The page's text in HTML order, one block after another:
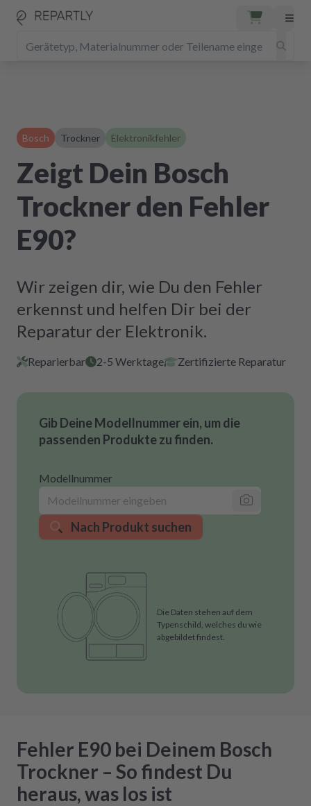
Bosch Trockner Elektronikfehler
Zeigt Dein Bosch
Trockner den Fehler
E90?
Wir zeigen dir, wie Du den Fehler
erkennst und helfen Dir bei der
Reparatur der Elektronik.
Reparierbar 2-5 Werktage Zertifizierte Reparatur
Gib Deine Modellnummer ein, um die
passenden Produkte zu finden.
Modellnummer
Nach Produkt suchen
Die Daten stehen auf dem
Typenschild, welches du wie
abgebildet findest.
Fehler E90 bei Deinem Bosch
Trockner – So findest Du
heraus, was los ist